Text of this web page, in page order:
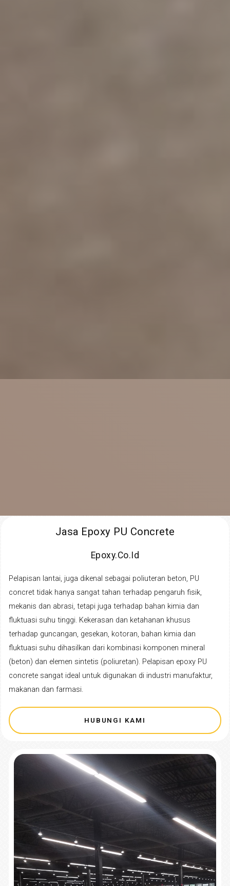
Jasa Epoxy PU Concrete
Epoxy.co.id
Pelapisan lantai, juga dikenal sebagai poliuteran beton, PU
concret tidak hanya sangat tahan terhadap pengaruh fisik,
mekanis dan abrasi, tetapi juga terhadap bahan kimia dan
fluktuasi suhu tinggi. Kekerasan dan ketahanan khusus
terhadap guncangan, gesekan, kotoran, bahan kimia dan
fluktuasi suhu dihasilkan dari kombinasi komponen mineral
(beton) dan elemen sintetis (poliuretan). Pelapisan epoxy PU
concrete sangat ideal untuk digunakan di industri manufaktur,
makanan dan farmasi.
HUBUNGI KAMI